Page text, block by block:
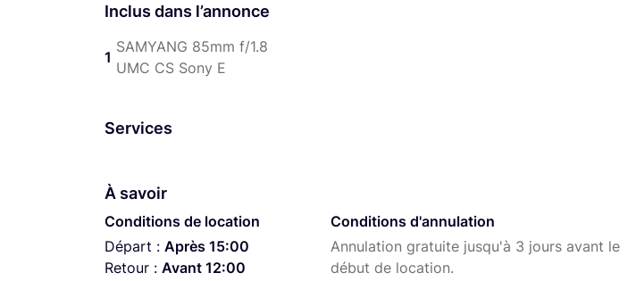
Inclus dans l’annonce
1
SAMYANG 85mm f/1.8
UMC CS Sony E
Services
À savoir
Conditions de location
Départ : Après 15:00
Retour : Avant 12:00
Conditions d'annulation
Annulation gratuite jusqu'à 3 jours avant le
début de location.